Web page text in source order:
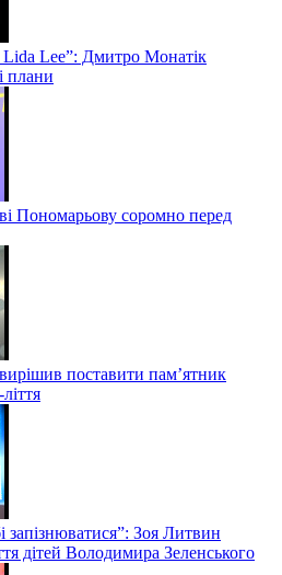
Lee”: Дмитро Монатік
плани
Пономарьову соромно перед
поставити пам’ятник
запізнюватися”: Зоя Литвин
дітей Володимира Зеленського